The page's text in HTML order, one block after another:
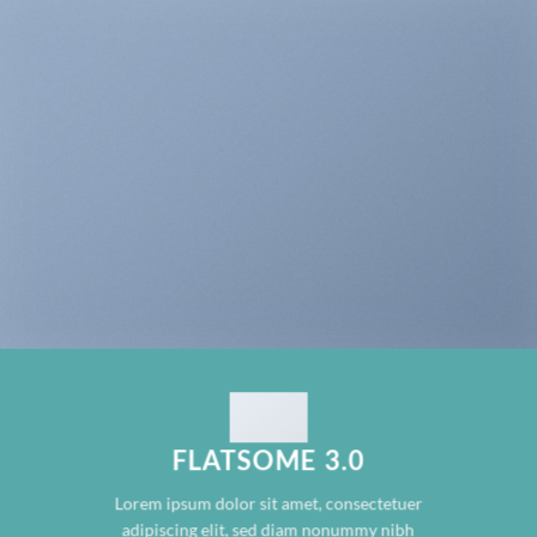
FLATSOME 3.0
Lorem ipsum dolor sit amet, consectetuer
adipiscing elit, sed diam nonummy nibh